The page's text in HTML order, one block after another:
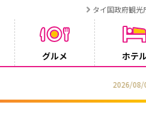
タイ国政府観光
グルメ ホテ